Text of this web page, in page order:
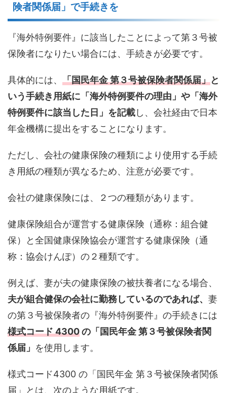
険者関係届」で手続きを
『海外特例要件』に該当したことによって第３号被
保険者になりたい場合には、手続きが必要です。
具体的には、 「国民年金 第３号被保険者関係届」と
いう手続き用紙に「海外特例要件の理由」や「海外
特例要件に該当した日」を記載し、会社経由で日本
年金機構に提出をすることになります。
ただし、会社の健康保険の種類により使用する手続
き用紙の種類が異なるため、注意が必要です。
会社の健康保険には、２つの種類があります。
健康保険組合が運営する健康保険（通称：組合健
保）と全国健康保険協会が運営する健康保険（通
称：協会けんぽ）の２種類です。
例えば、妻が夫の健康保険の被扶養者になる場合、
夫が組合健保の会社に勤務しているのであれば、 妻
の第３号被保険者の『海外特例要件』の手続きには
様式コード 4300の「国民年金 第３号被保険者関
係届」 を使用します。
様式コード4300 の「国民年金 第３号被保険者関係
届」とは、次のような用紙です。